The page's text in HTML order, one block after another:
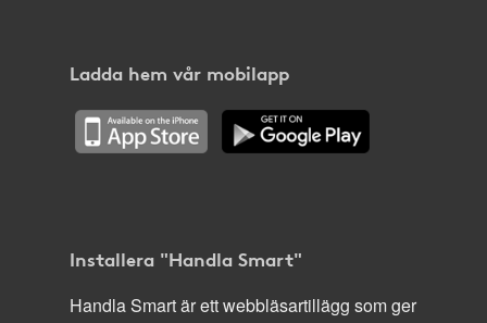
Ladda hem vår mobilapp
Installera "Handla Smart"
Handla Smart är ett webbläsartillägg som ger